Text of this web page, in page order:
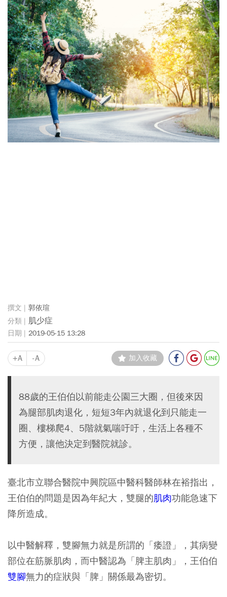
郭依瑄
肌少症
2019-05-15 13:28
+A -A 加入收藏
88歲的王伯伯以前能走公園三大圈，但後來因
為腿部肌肉退化，短短3年內就退化到只能走一
圈、樓梯爬4、5階就氣喘吁吁，生活上各種不
方便，讓他決定到醫院就診。
臺北市立聯合醫院中興院區中醫科醫師林在裕指出，
王伯伯的問題是因為年紀大，雙腿的肌肉功能急速下
降所造成。
以中醫解釋，雙腳無力就是所謂的「痿證」，其病變
部位在筋脈肌肉，而中醫認為「脾主肌肉」，王伯伯
雙腳無力的症狀與「脾」關係最為密切。